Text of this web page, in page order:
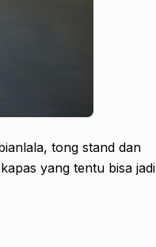
tong stand dan
yang tentu bisa jadi